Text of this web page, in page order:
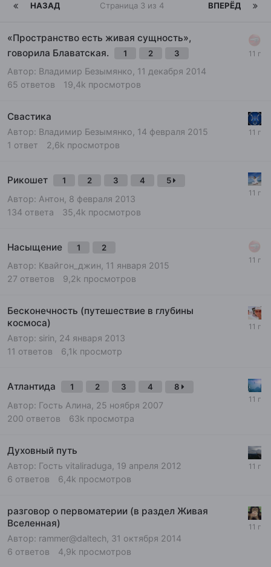
НАЗАД ВПЕРЁД
Страница 3 из 4
«Пространство есть живая сущность»,
говорила Блаватская.
1 2 3
Автор: Владимир Безымянко 11 декабря 2014
65 ответов 19,4k просмотров
Свастика
Автор: Владимир Безымянко 14 февраля 2015
1 ответ 2,6k просмотров
Рикошет 1 2 3 4 5
Автор: Антон 8 февраля 2013
134 ответа 35,4k просмотров
Насыщение 1 2
Автор: Квайгон_джин 11 января 2015
27 ответов 9,2k просмотров
Бесконечность (путешествие в глубины
космоса)
Автор: sirin 24 января 2013
11 ответов 6,1k просмотр
Атлантида 1 2 3 4 8
Автор: Гость Алина, 25 ноября 2007
200 ответов 63k просмотра
Духовный путь
Автор: Гость vitaliraduga, 19 апреля 2012
6 ответов 6,4k просмотров
разговор о первоматерии (в раздел Живая
Вселенная)
Автор: rammer@daltech 31 октября 2014
6 ответов 4,9k просмотров